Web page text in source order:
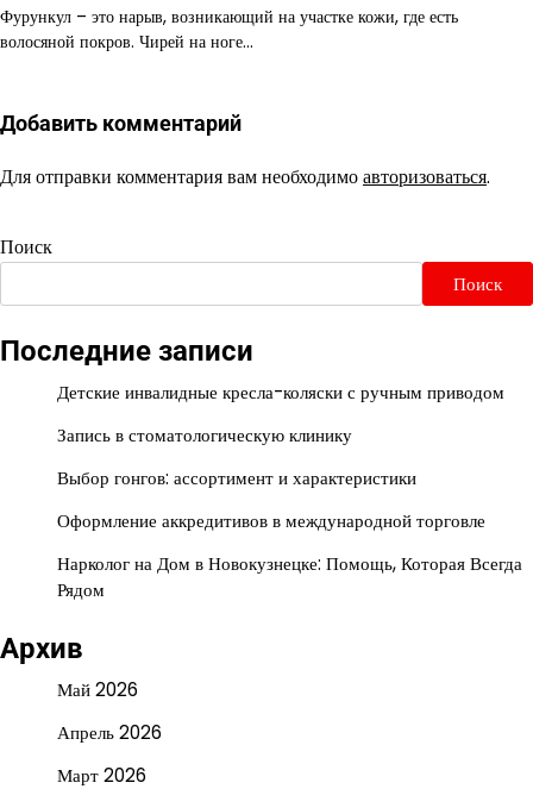
Фурункул – это нарыв, возникающий на участке кожи, где есть
волосяной покров. Чирей на ноге…
Добавить комментарий
Для отправки комментария вам необходимоавторизоваться.
Поиск
Поиск
Последние записи
Детские инвалидные кресла-коляски с ручным приводом
Запись в стоматологическую клинику
Выбор гонгов: ассортимент и характеристики
Оформление аккредитивов в международной торговле
Нарколог на Дом в Новокузнецке: Помощь, Которая Всегда
Рядом
Архив
Май 2026
Апрель 2026
Март 2026